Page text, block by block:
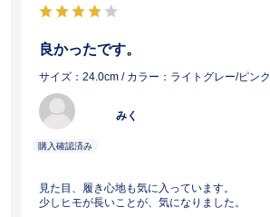
良かったです。
サイズ：24.0cm / カラー：ライトグレー/ピンク
みく
見た目、履き心地も気に入っています。
少しヒモが長いことが、気になりました。